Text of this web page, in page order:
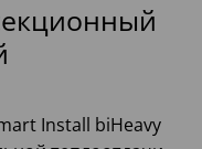
Install biHeavy